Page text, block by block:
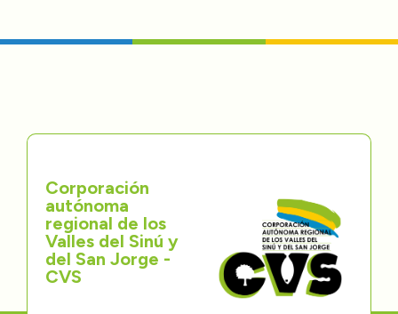
Transparencia
Participa
Trámites y Servicios
Contáctenos
Corporación
autónoma
regional de los
Valles del Sinú y
del San Jorge -
CVS